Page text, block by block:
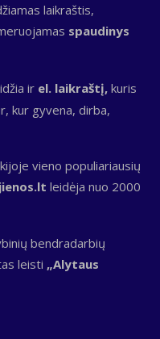
laikraštis,
spaudinys
ir el. laikraštį, kuris
kur gyvena, dirba,
vieno populiariausių
leidėja nuo 2000
bendradarbių
leisti „Alytaus